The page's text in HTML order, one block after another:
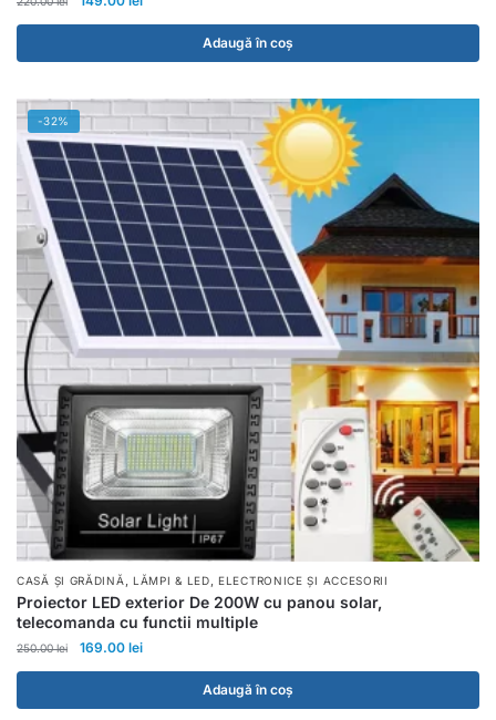
Adaugă în coș
-32%
CASĂ ȘI GRĂDINĂ LĂMPI & LED ,ELECTRONICE ȘI ACCESORII
Proiector LED exterior De 200W cu panou solar,
telecomanda cu functii multiple
250.00lei 169.00 lei
Adaugă în coș